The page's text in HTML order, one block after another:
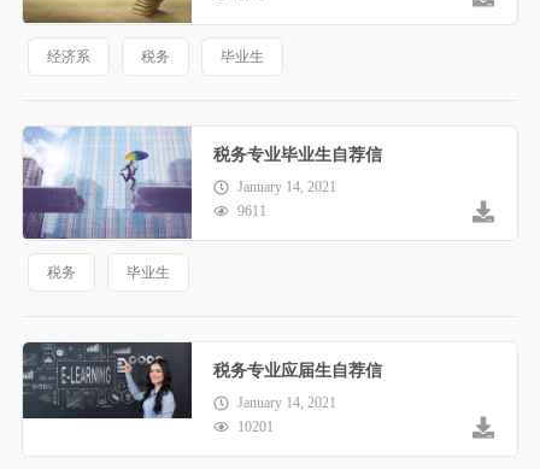
经济系 税务 毕业生
税务专业毕业生自荐信
January 14, 2021
9611
税务 毕业生
税务专业应届生自荐信
January 14, 2021
10201